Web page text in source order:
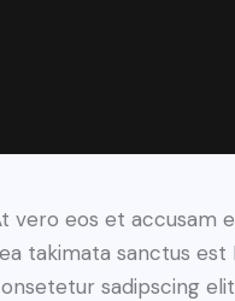
vero eos et accusam
takimata sanctus
sadipscing